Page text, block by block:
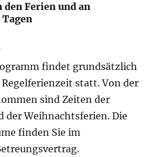
Ferien und an
findet grundsätzlich
statt. Von der
sind Zeiten der
der Weihnachtsferien. Die
finden Sie im